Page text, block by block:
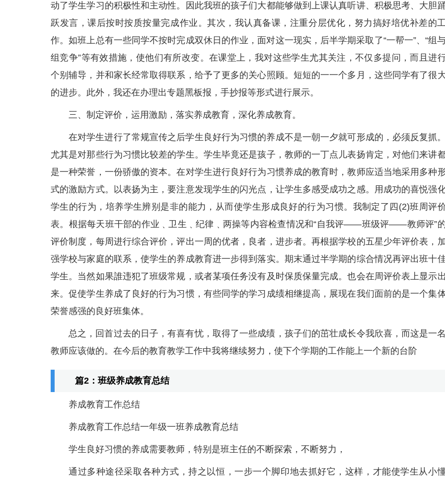
动了学生学习的积极性和主动性。因此我班的孩子们大都能够做到上课认真听讲、积极思考、大胆
跃发言，课后按时按质按量完成作业。其次，我认真备课，注重分层优化，努力搞好培优补差的工
作。如班上总有一些同学不按时完成双休日的作业，面对这一现实，后半学期采取了“一帮一”、“组
组竞争”等有效措施，使他们有所改变。在课堂上，我对这些学生尤其关注，不仅多提问，而且进
个别辅导，并和家长经常取得联系，给予了更多的关心照顾。短短的一一个多月，这些同学有了很
的进步。此外，我还在办理出专题黑板报，手抄报等形式进行展示。
三、制定评价，运用激励，落实养成教育，深化养成教育。
在对学生进行了常规宣传之后学生良好行为习惯的养成不是一朝一夕就可形成的，必须反复抓。
尤其是对那些行为习惯比较差的学生。学生毕竟还是孩子，教师的一丁点儿表扬肯定，对他们来讲
是一种荣誉，一份骄傲的资本。在对学生进行良好行为习惯养成的教育时，教师应适当地采用多种
式的激励方式。以表扬为主，要注意发现学生的闪光点，让学生多感受成功之感。用成功的喜悦强
学生的行为，培养学生辨别是非的能力，从而使学生形成良好的行为习惯。我制定了四(2)班周评
表。根据每天班干部的作业﹑卫生﹑纪律﹑两操等内容检查情况和“自我评——班级评——教师评”
评价制度，每周进行综合评价，评出一周的优者，良者，进步者。再根据学校的五星少年评价表，加
强学校与家庭的联系，使学生的养成教育进一步得到落实。期末通过半学期的综合情况再评出班十
学生。当然如果誰违犯了班级常规，或者某项任务没有及时保质保量完成。也会在周评价表上显示出
来。促使学生养成了良好的行为习惯，有些同学的学习成绩相继提高，展现在我们面前的是一个集
荣誉感强的良好班集体。
总之，回首过去的日子，有喜有忧，取得了一些成绩，孩子们的茁壮成长令我欣喜，而这是一名
教师应该做的。在今后的教育教学工作中我将继续努力，使下个学期的工作能上一个新的台阶
篇2：班级养成教育总结
养成教育工作总结
养成教育工作总结一年级一班养成教育总结
学生良好习惯的养成需要教师，特别是班主任的不断探索，不断努力，
通过多种途径采取各种方式，持之以恒，一步一个脚印地去抓好它，这样，才能使学生从小